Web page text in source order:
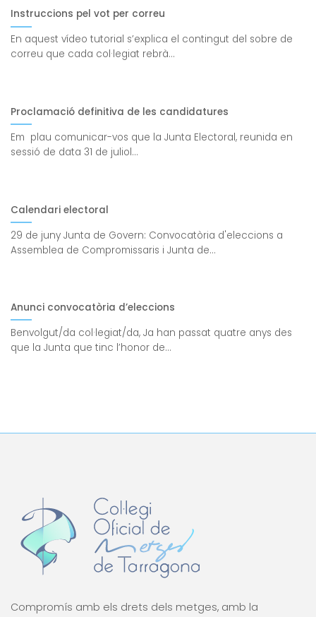
Instruccions pel vot per correu
En aquest vídeo tutorial s’explica el contingut del sobre de
correu que cada col·legiat rebrà...
Proclamació definitiva de les candidatures
Em plau comunicar-vos que la Junta Electoral, reunida en
sessió de data 31 de juliol...
Calendari electoral
29 de juny Junta de Govern: Convocatòria d'eleccions a
Assemblea de Compromissaris i Junta de...
Anunci convocatòria d’eleccions
Benvolgut/da col·legiat/da, Ja han passat quatre anys des
que la Junta que tinc l’honor de...
Compromís amb els drets dels metges, amb la